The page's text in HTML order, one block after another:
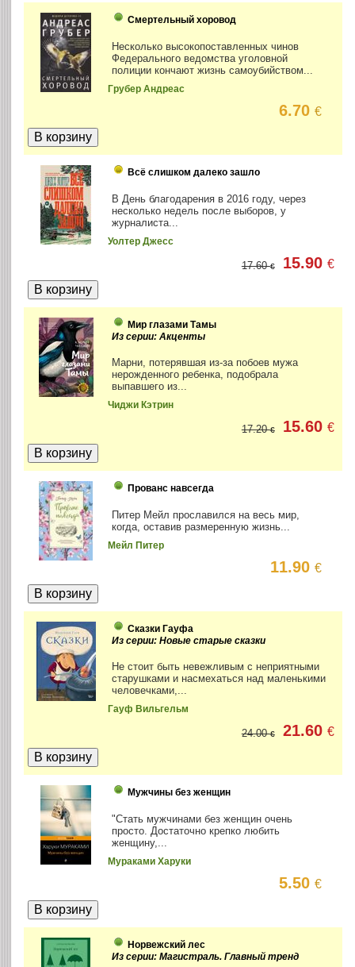
Смертельный хоровод
Несколько высокопоставленных чинов
Федерального ведомства уголовной
полиции кончают жизнь самоубийством...
Грубер Андреас
6.70€
Всё слишком далеко зашло
В День благодарения в 2016 году, через
несколько недель после выборов, у
журналиста...
Уолтер Джесс
17.60€ 15.90€
Мир глазами Тамы
Из серии: Акценты
Марни, потерявшая из-за побоев мужа
нерожденного ребенка, подобрала
выпавшего из...
Чиджи Кэтрин
17.20€ 15.60€
Прованс навсегда
Питер Мейл прославился на весь мир,
когда, оставив размеренную жизнь...
Мейл Питер
11.90€
Сказки Гауфа
Из серии: Новые старые сказки
Не стоит быть невежливым с неприятными
старушками и насмехаться над маленькими
человечками,...
Гауф Вильгельм
24.00€ 21.60€
Мужчины без женщин
"Стать мужчинами без женщин очень
просто. Достаточно крепко любить
женщину,...
Мураками Харуки
5.50€
Норвежский лес
Из серии: Магистраль. Главный тренд